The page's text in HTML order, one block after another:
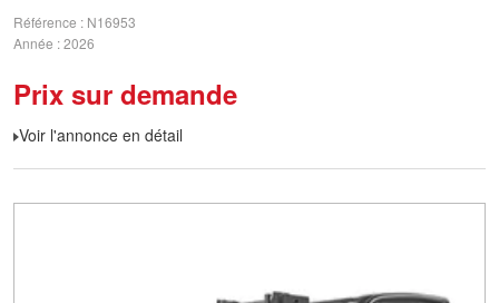
Référence
N16953
Année 2026
Prix sur demande
Voir l'annonce en détail